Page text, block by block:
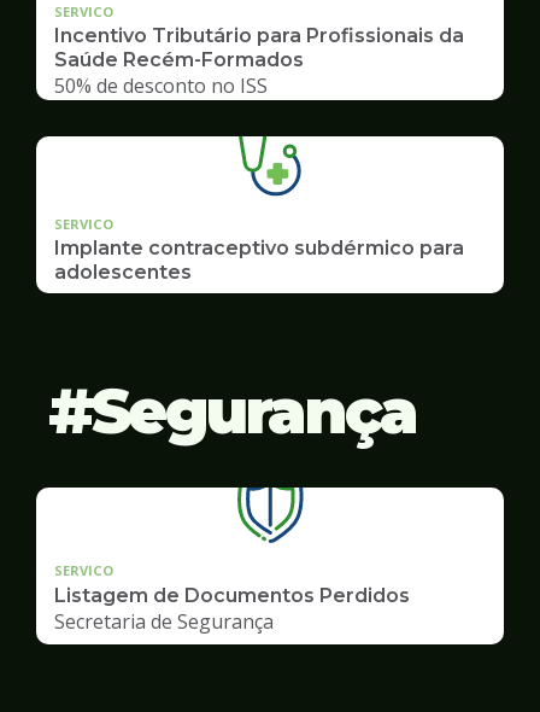
SERVICO
Incentivo Tributário para Profissionais da
Saúde Recém-Formados
50% de desconto no ISS
SERVICO
Implante contraceptivo subdérmico para
adolescentes
Segurança
SERVICO
Listagem de Documentos Perdidos
Secretaria de Segurança